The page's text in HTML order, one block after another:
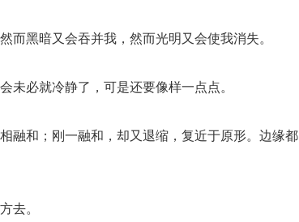
而黑暗又会吞并我，然而光明又会使我消失。
未必就冷静了，可是还要像样一点点。
融和；刚一融和，却又退缩，复近于原形。边缘都
去。